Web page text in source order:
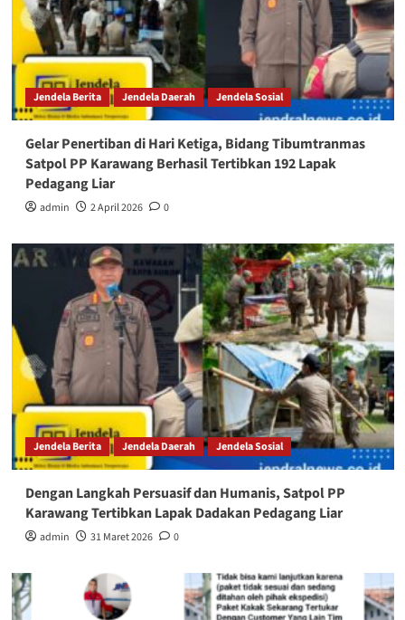
Jendela Berita Jendela Daerah Jendela Sosial
Gelar Penertiban di Hari Ketiga, Bidang Tibumtranmas
Satpol PP Karawang Berhasil Tertibkan 192 Lapak
Pedagang Liar
admin 2 April 2026 0
Jendela Berita Jendela Daerah Jendela Sosial
Dengan Langkah Persuasif dan Humanis, Satpol PP
Karawang Tertibkan Lapak Dadakan Pedagang Liar
admin 31 Maret 2026 0